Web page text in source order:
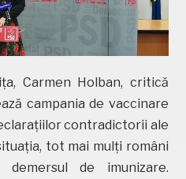
Carmen Holban, critică
campania de vaccinare
contradictorii ale
tot mai mulți români
de imunizare.